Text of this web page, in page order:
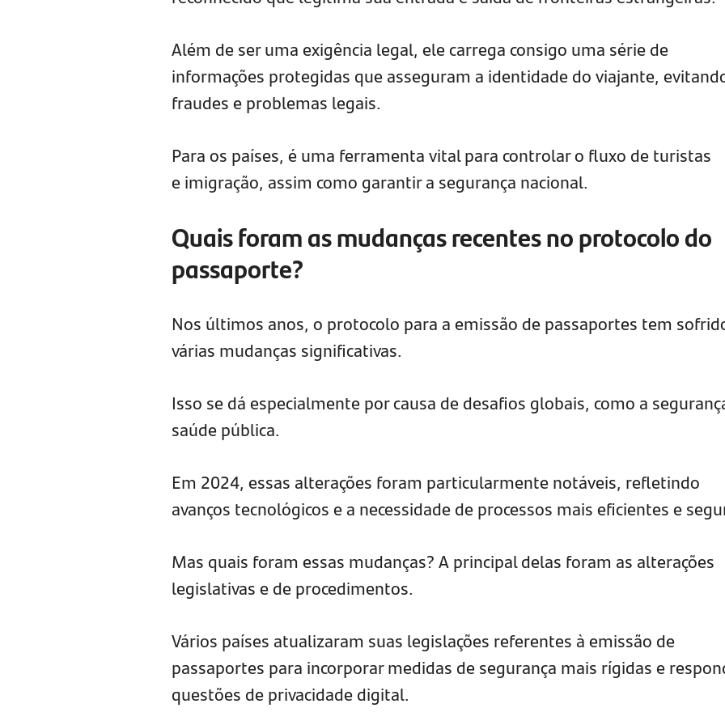
Além de ser uma exigência legal, ele carrega consigo uma série de
informações protegidas que asseguram a identidade do viajante,
fraudes e problemas legais.
Para os países, é uma ferramenta vital para controlar o fluxo de turistas
e imigração, assim como garantir a segurança nacional.
Quais foram as mudanças recentes no protocolo do
passaporte?
Nos últimos anos, o protocolo para a emissão de passaportes tem
várias mudanças significativas.
Isso se dá especialmente por causa de desafios globais, como a
saúde pública.
Em 2024, essas alterações foram particularmente notáveis, refletindo
avanços tecnológicos e a necessidade de processos mais eficientes e
Mas quais foram essas mudanças? A principal delas foram as alterações
legislativas e de procedimentos.
Vários países atualizaram suas legislações referentes à emissão de
passaportes para incorporar medidas de segurança mais rígidas e
questões de privacidade digital.